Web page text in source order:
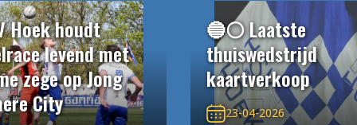
Hoek houdt
levend met
zege op Jong
City
🔵⚪️ Laatste
thuiswedstrijd
kaartverkoop
23-04-2026